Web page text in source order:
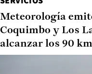
Meteorología
Coquimbo y Los
alcanzar los 90